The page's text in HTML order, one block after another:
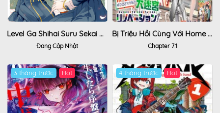
Level Ga Shihai Suru Sekai De
Đang Cập Nhật
Bị Triệu Hồi Cùng Với Home Center, Tôi Bắt Tay Cải Tạo Đại Mê Cung!
Chapter 7.1
3 tháng trước Hot 4 tháng trước Hot